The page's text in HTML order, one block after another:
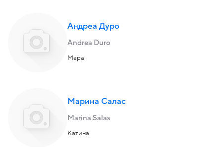
Андреа Дуро
Andrea Duro
Мара
Марина Салас
Marina Salas
Катина